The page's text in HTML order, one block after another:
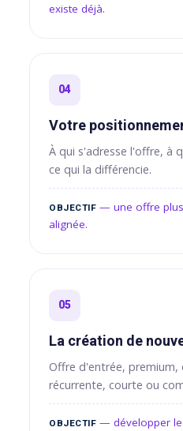
existe déjà.
04
Votre
À qui s'adresse l'offre, à
ce qui la différencie.
OBJECTIF — une offre
alignée.
05
La création de
Offre d'entrée, premium,
récurrente, courte ou
OBJECTIF — développer le